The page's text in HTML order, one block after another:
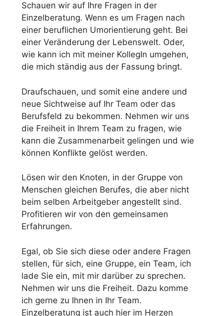
Schauen wir auf Ihre Fragen in der
Einzelberatung. Wenn es um Fragen nach
einer beruflichen Umorientierung geht. Bei
einer Veränderung der Lebenswelt. Oder,
wie kann ich mit meiner KollegIn umgehen,
die mich ständig aus der Fassung bringt.
Draufschauen, und somit eine andere und
neue Sichtweise auf Ihr Team oder das
Berufsfeld zu bekommen. Nehmen wir uns
die Freiheit in Ihrem Team zu fragen, wie
kann die Zusammenarbeit gelingen und wie
können Konflikte gelöst werden.
Lösen wir den Knoten, in der Gruppe von
Menschen gleichen Berufes, die aber nicht
beim selben Arbeitgeber angestellt sind.
Profitieren wir von den gemeinsamen
Erfahrungen.
Egal, ob Sie sich diese oder andere Fragen
stellen, für sich, eine Gruppe, ein Team, ich
lade Sie ein, mit mir darüber zu sprechen.
Nehmen wir uns die Freiheit. Dazu komme
ich gerne zu Ihnen in Ihr Team.
Einzelberatung ist auch hier im Herzen